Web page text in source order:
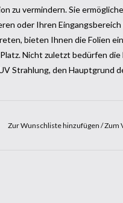
zu vermindern. Sie
oder Ihren
bieten Ihnen die Folien
Nicht zuletzt bedürfen
Strahlung, den Hauptgrund
Zur Wunschliste hinzufügen /Zum